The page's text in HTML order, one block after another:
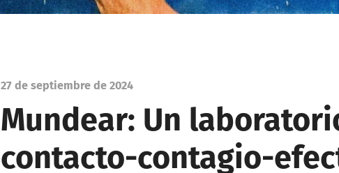
27 de septiembre de 2024
Mundear: Un
contacto-contagio-